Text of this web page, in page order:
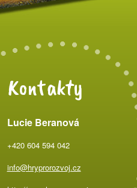
Kontakty
Lucie Beranová
+420 604 594 042
info@hryprorozvoj.cz